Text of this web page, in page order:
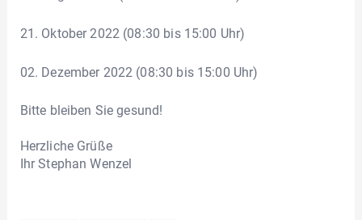
21. Oktober 2022 (08:30 bis 15:00 Uhr)
02. Dezember 2022 (08:30 bis 15:00 Uhr)
Bitte bleiben Sie gesund!
Herzliche Grüße
Ihr Stephan Wenzel